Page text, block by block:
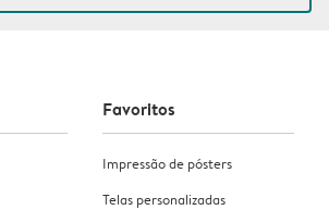
Favoritos
Impressão de pósters
Telas personalizadas